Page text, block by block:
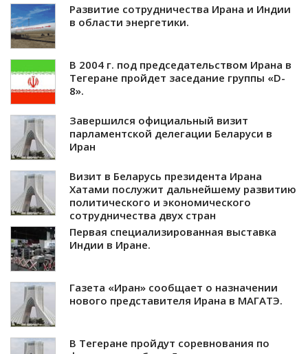
Развитие сотрудничества Ирана и Индии
в области энергетики.
В 2004 г. под председательством Ирана в
Тегеране пройдет заседание группы «D-
8».
Завершился официальный визит
парламентской делегации Беларуси в
Иран
Визит в Беларусь президента Ирана
Хатами послужит дальнейшему развитию
политического и экономического
сотрудничества двух стран
Первая специализированная выставка
Индии в Иране.
Газета «Иран» сообщает о назначении
нового представителя Ирана в МАГАТЭ.
В Тегеране пройдут соревнования по